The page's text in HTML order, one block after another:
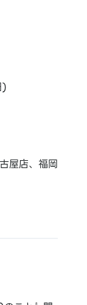
屋店、福岡